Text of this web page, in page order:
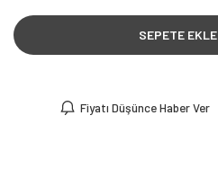
SEPETE EKLE
Fiyatı Düşünce Haber Ver